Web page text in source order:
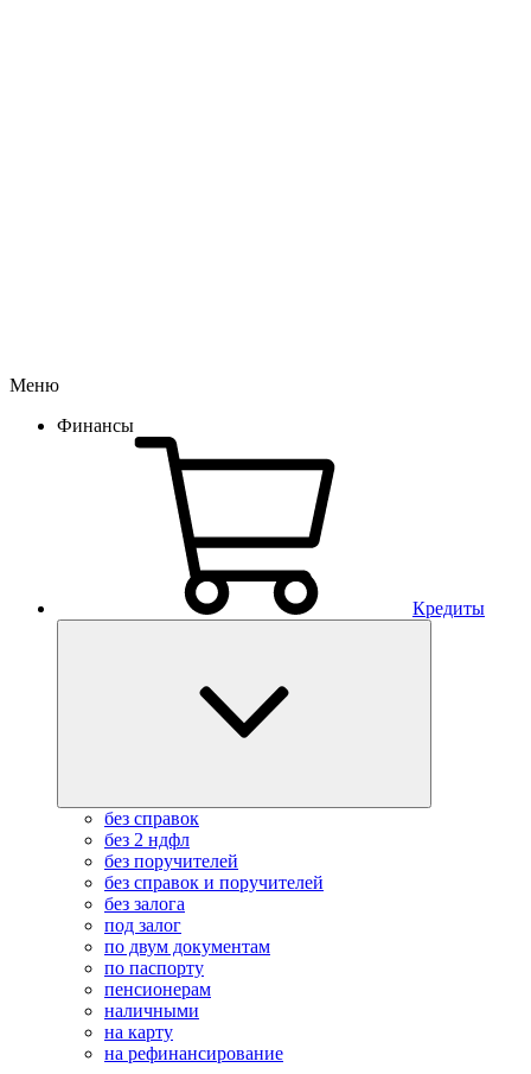
Меню
Финансы
Кредиты
без справок
без 2 ндфл
без поручителей
без справок и поручителей
без залога
под залог
по двум документам
по паспорту
пенсионерам
наличными
на карту
на рефинансирование